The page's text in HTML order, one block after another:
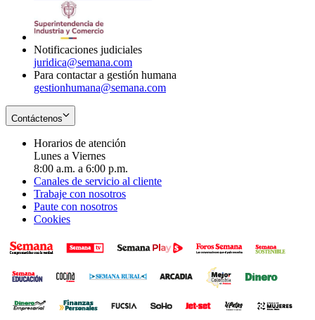
Notificaciones judiciales
juridica@semana.com
Para contactar a gestión humana
gestionhumana@semana.com
Contáctenos
Horarios de atención
Lunes a Viernes
8:00 a.m. a 6:00 p.m.
Canales de servicio al cliente
Trabaje con nosotros
Paute con nosotros
Cookies